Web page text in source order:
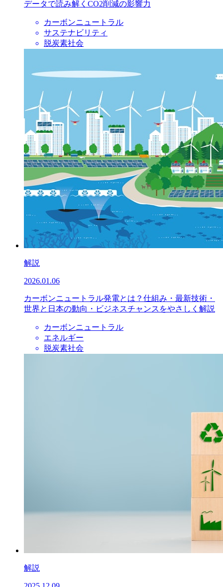
データで読み解くCO2削減の影響力
カーボンニュートラル
サステナビリティ
脱炭素社会
解説
2026.01.06
カーボンニュートラル発電とは？仕組み・最新技術・
世界と日本の動向・ビジネスチャンスをやさしく解説
カーボンニュートラル
エネルギー
脱炭素社会
解説